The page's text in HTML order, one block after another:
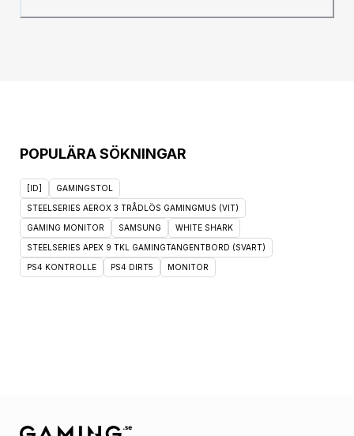
POPULÄRA SÖKNINGAR
[ID] GAMINGSTOL
STEELSERIES AEROX 3 TRÅDLÖS GAMINGMUS (VIT)
GAMING MONITOR SAMSUNG WHITE SHARK
STEELSERIES APEX 9 TKL GAMINGTANGENTBORD (SVART)
PS4 KONTROLLE PS4 DIRT5 MONITOR